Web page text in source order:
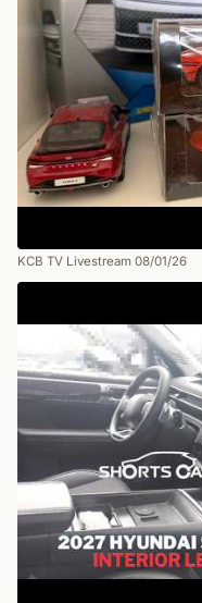
KCB TV Livestream 08/01/26